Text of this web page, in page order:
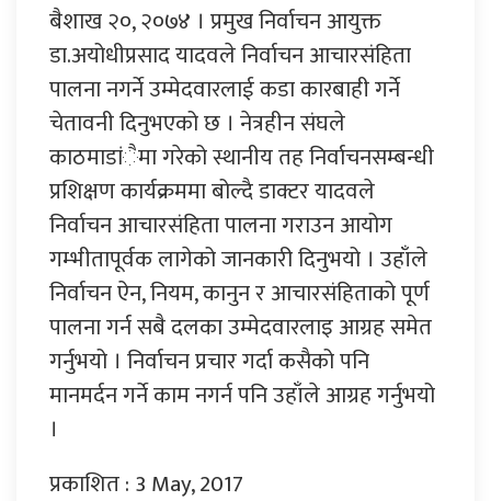
बैशाख २०, २०७४ । प्रमुख निर्वाचन आयुक्त
डा.अयोधीप्रसाद यादवले निर्वाचन आचारसंहिता
पालना नगर्ने उम्मेदवारलाई कडा कारबाही गर्ने
चेतावनी दिनुभएको छ । नेत्रहीन संघले
काठमाडांैमा गरेको स्थानीय तह निर्वाचनसम्बन्धी
प्रशिक्षण कार्यक्रममा बोल्दै डाक्टर यादवले
निर्वाचन आचारसंहिता पालना गराउन आयोग
गम्भीतापूर्वक लागेको जानकारी दिनुभयो । उहाँले
निर्वाचन ऐन, नियम, कानुन र आचारसंहिताको पूर्ण
पालना गर्न सबै दलका उम्मेदवारलाइ आग्रह समेत
गर्नुभयो । निर्वाचन प्रचार गर्दा कसैको पनि
मानमर्दन गर्ने काम नगर्न पनि उहाँले आग्रह गर्नुभयो
।
प्रकाशित : 3 May, 2017